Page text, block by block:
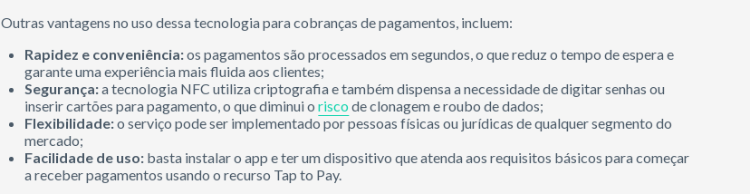
Outras vantagens no uso dessa tecnologia para cobranças de pagamentos, incluem:
Rapidez e conveniência:os pagamentos são processados em segundos, o que reduz o tempo de espera e
garante uma experiência mais fluida aos clientes;
Segurança:a tecnologia NFC utiliza criptografia e também dispensa a necessidade de digitar senhas ou
inserir cartões para pagamento, o que diminui orisco de clonagem e roubo de dados;
Flexibilidade:o serviço pode ser implementado por pessoas físicas ou jurídicas de qualquer segmento do
mercado;
Facilidade de uso: basta instalar o app e ter um dispositivo que atenda aos requisitos básicos para começar
a receber pagamentos usando o recurso Tap to Pay.